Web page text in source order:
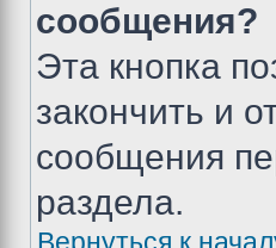
сообщения?
Эта кнопка
закончить и
сообщения
раздела.